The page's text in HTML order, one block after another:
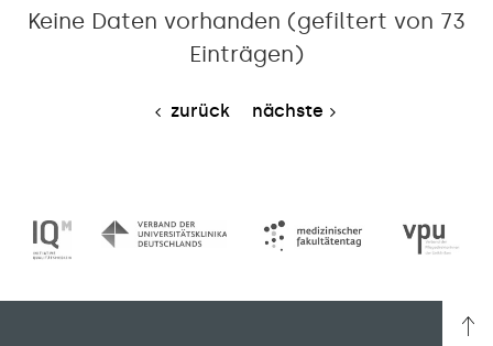
Keine Daten vorhanden (gefiltert von 73
Einträgen)
zurück nächste